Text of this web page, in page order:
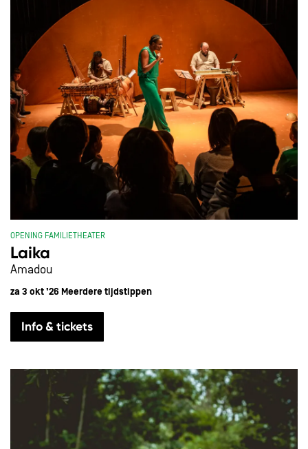
Laika
Amadou
OPENING FAMILIETHEATER
za 3 okt ’26 Meerdere tijdstippen
Info & tickets